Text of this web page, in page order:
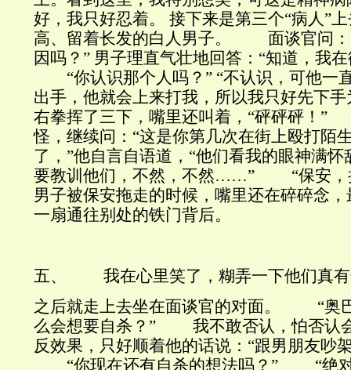
好，我只好忍着。 接下来是第三个“病人”
高、留着长发的白人男子。 面谈官问：
因吗？” 男子理直气壮地回答：“知道，我
“你认识那个人吗？” “不认识，可他一
出手，他就会上来打我，所以我只好先下
右拳挥了三下，嘴里还叫着，“砰砰砰！
怪，继续问：“这是你第几次在街上殴打
了，”他自言自语道，“他们看我的眼神满
要教训他们，不然，不然……” “保安，
男子被保安拖走的时候，嘴里还在碎碎念
一扇通往别处的铁门背后。
五、 我在心里笑了，糊弄一下他们真有
之后就走上去坐在面谈官的对面。 “奥
么会想要自杀？” 我不敢否认，怕否认
反效果，只好顺着他的话说：“跟男朋友吵
“你现在还有自杀的想法吗？” “绝